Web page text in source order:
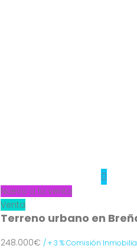
Nuevo a la venta
Venta
Terreno urbano en
248.000€ / + 3 % Comisión